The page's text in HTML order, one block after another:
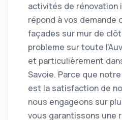
activités de rénovation
répond à vos demande
façades sur mur de
probleme sur toute
et particulièrement
Savoie. Parce que
est la satisfaction de
nous engageons sur
vous garantissons une